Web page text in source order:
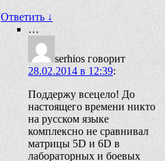
Ответить ↓
…
serhios говорит
28.02.2014 в 12:39:
Поддержу всецело! До
настоящего времени никто
на русском языке
комплексно не сравнивал
матрицы 5D и 6D в
лабораторных и боевых